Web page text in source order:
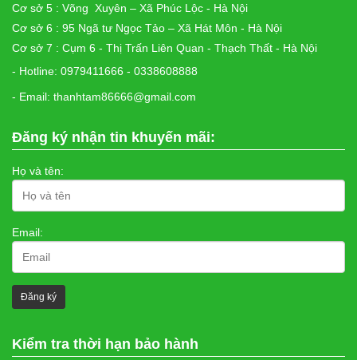
Cơ sở 5 : Võng Xuyên – Xã Phúc Lộc - Hà Nội
Cơ sở 6 : 95 Ngã tư Ngọc Tảo – Xã Hát Môn - Hà Nội
Cơ sở 7 : Cụm 6 - Thị Trấn Liên Quan - Thạch Thất - Hà Nội
- Hotline: 0979411666 - 0338608888
- Email: thanhtam86666@gmail.com
Đăng ký nhận tin khuyến mãi:
Họ và tên:
Email:
Kiểm tra thời hạn bảo hành